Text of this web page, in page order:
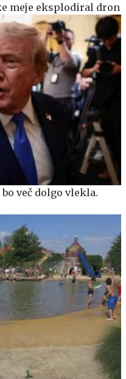
meje eksplodiral dron
več dolgo vlekla.